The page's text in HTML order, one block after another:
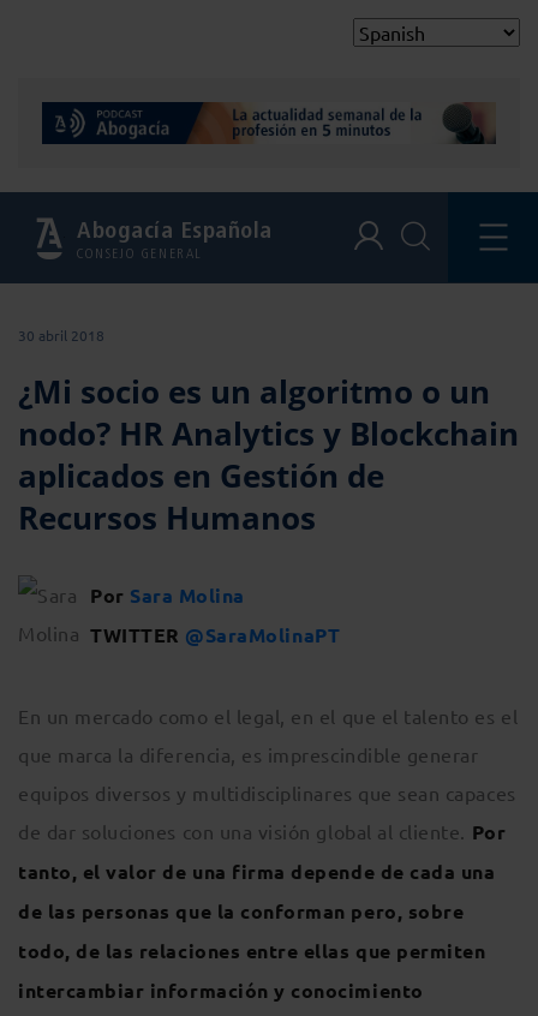
Abogacía Española
CONSEJO GENERAL
30 abril 2018
¿Mi socio es un algoritmo o un
nodo? HR Analytics y Blockchain
aplicados en Gestión de
Recursos Humanos
Por Sara Molina
TWITTER @SaraMolinaPT
En un mercado como el legal, en el que el talento es el
que marca la diferencia, es imprescindible generar
equipos diversos y multidisciplinares que sean capaces
de dar soluciones con una visión global al cliente. Por
tanto, el valor de una firma depende de cada una
de las personas que la conforman pero, sobre
todo, de las relaciones entre ellas que permiten
intercambiar información y conocimiento